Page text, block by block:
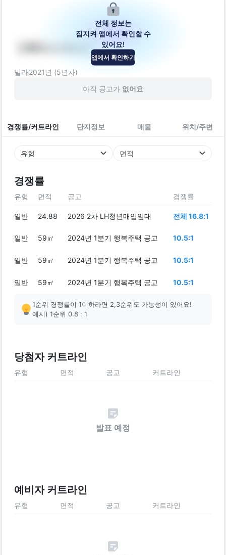
그랜드스위트2
경기도 수원시 권선구 장다리로 27
빌라2021년 (5년차)
아직 공고가 없어요
경쟁률/커트라인 단지정보 매물 위치/주변
유형 면적
경쟁률
전체 정보는
집지켜 앱에서 확인할 수
있어요!
앱에서 확인하기
유형 면적 공고 경쟁률
일반 24.88 2026 2차 LH청년매입임대 전체 16.8:1
일반 59㎡ 2024년 1분기 행복주택 공고 10.5:1
일반 59㎡ 2024년 1분기 행복주택 공고 10.5:1
일반 59㎡ 2024년 1분기 행복주택 공고 10.5:1
1순위 경쟁률이 1이하라면 2,3순위도 가능성이 있어요!
예시) 1순위 0.8 : 1
당첨자 커트라인
유형 면적 공고 커트라인
발표 예정
예비자 커트라인
유형 면적 공고 커트라인